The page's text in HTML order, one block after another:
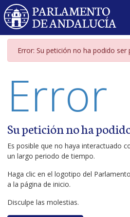
Página de error
Error: Su petición no ha podido ser
Error
Su petición no ha
Es posible que no haya interactuado
un largo periodo de tiempo.
Haga clic en el logotipo del
a la página de inicio.
Disculpe las molestias.